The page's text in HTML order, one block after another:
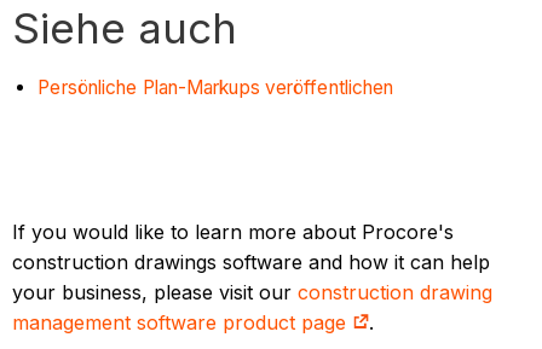
Siehe auch
Persönliche Plan-Markups veröffentlichen
If you would like to learn more about Procore's
construction drawings software and how it can help
your business, please visit ourconstruction drawing
management software product page
.